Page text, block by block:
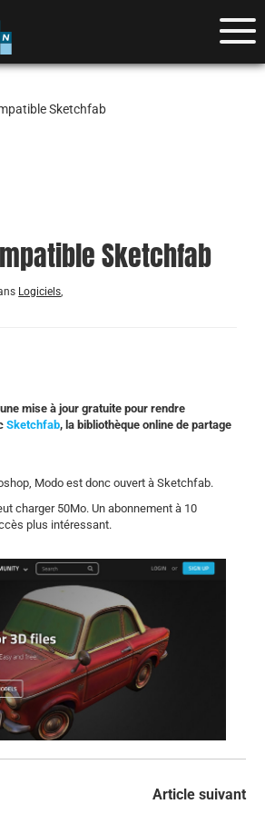
Sketchfab
Sketchfab
Logiciels,
une mise à jour gratuite pour rendre
Sketchfab, la bibliothèque online de partage
Modo est donc ouvert à Sketchfab.
charger 50Mo. Un abonnement à 10
plus intéressant.
Article suivant